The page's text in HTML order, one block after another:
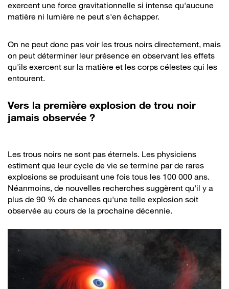
exercent une force gravitationnelle si intense qu'aucune
matière ni lumière ne peut s'en échapper.
On ne peut donc pas voir les trous noirs directement, mais
on peut déterminer leur présence en observant les effets
qu'ils exercent sur la matière et les corps célestes qui les
entourent.
Vers la première explosion de trou noir
jamais observée ?
Les trous noirs ne sont pas éternels. Les physiciens
estiment que leur cycle de vie se termine par de rares
explosions se produisant une fois tous les 100 000 ans.
Néanmoins, de nouvelles recherches suggèrent qu'il y a
plus de 90 % de chances qu'une telle explosion soit
observée au cours de la prochaine décennie.